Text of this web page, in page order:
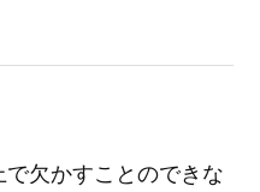
欠かすことのできな